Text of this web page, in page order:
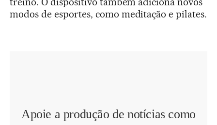
modos de esportes, como meditação e pilates.
Apoie a produção de notícias como